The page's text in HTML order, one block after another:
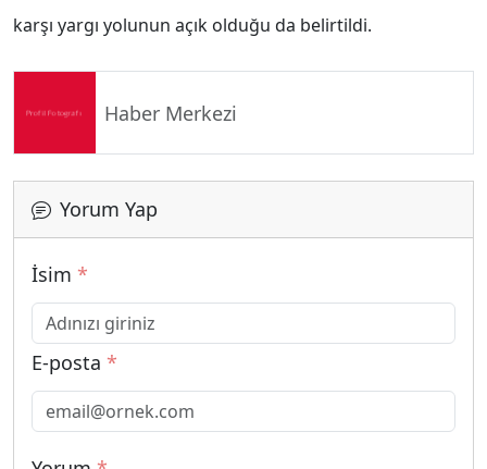
karşı yargı yolunun açık olduğu da belirtildi.
Haber Merkezi
Yorum Yap
İsim *
E-posta *